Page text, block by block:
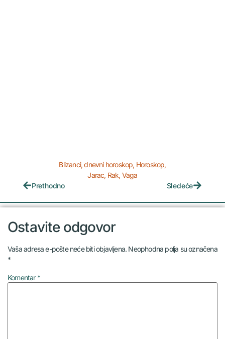
Blizanci,dnevni horoskop, Horoskop,
Jarac, Rak, Vaga
Prethodno
Sledeće
Ostavite odgovor
Vaša adresa e-pošte neće biti objavljena. Neophodna polja su označena
*
Komentar *